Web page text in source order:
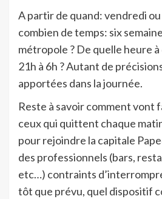
A partir de quand: vendredi ou
combien de temps: six
métropole ? De quelle heure
21h à 6h ? Autant de
apportées dans la journée.
Reste à savoir comment vont
ceux qui quittent chaque
pour rejoindre la capitale
des professionnels (bars,
etc…) contraints
tôt que prévu, quel dispositif